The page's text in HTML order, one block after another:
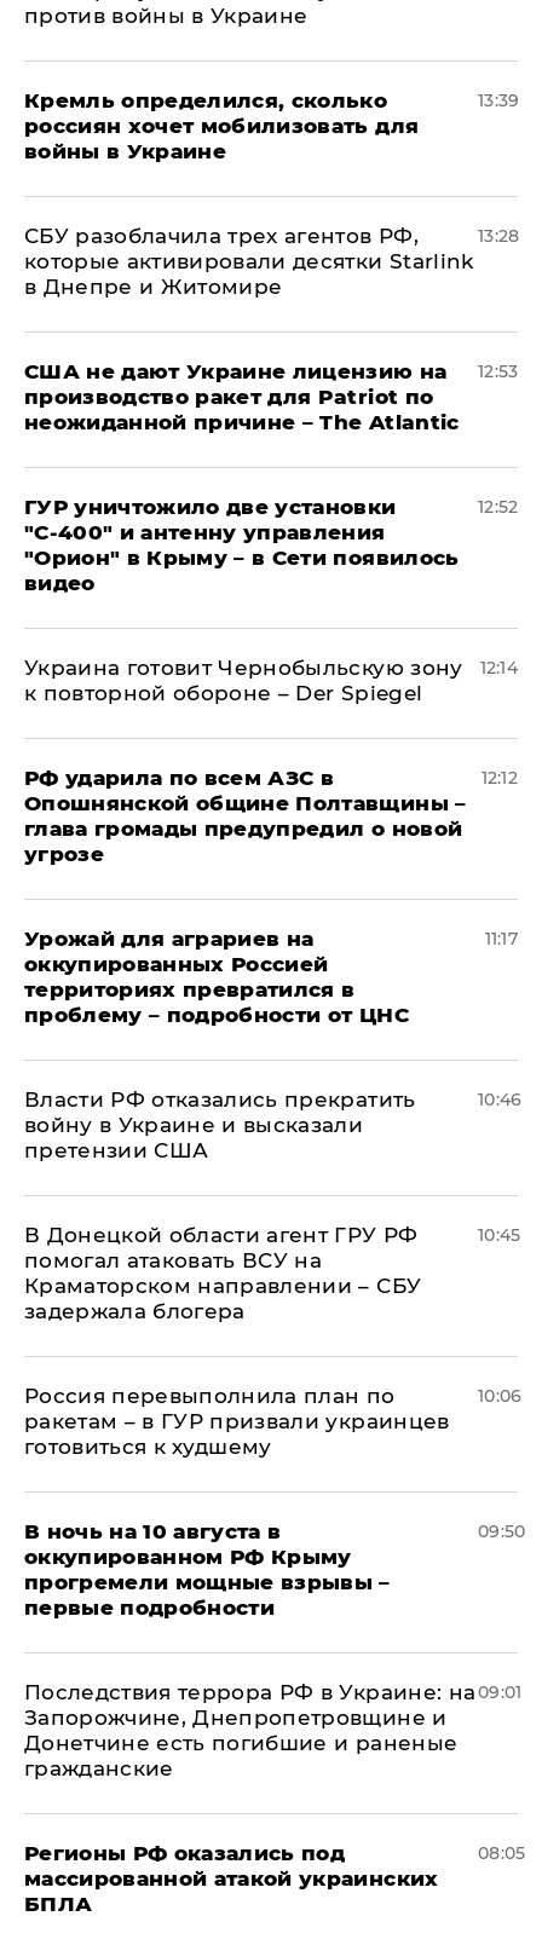
против войны в Украине
Кремль определился, сколько
россиян хочет мобилизовать для
войны в Украине
13:39
СБУ разоблачила трех агентов РФ,
которые активировали десятки Starlink
в Днепре и Житомире
13:28
США не дают Украине лицензию на
производство ракет для Patriot по
неожиданной причине – The Atlantic
12:53
ГУР уничтожило две установки
"С‑400" и антенну управления
"Орион" в Крыму – в Сети появилось
видео
12:52
Украина готовит Чернобыльскую зону
к повторной обороне – Der Spiegel
12:14
РФ ударила по всем АЗС в
Опошнянской общине Полтавщины –
глава громады предупредил о новой
угрозе
12:12
Урожай для аграриев на
оккупированных Россией
территориях превратился в
проблему – подробности от ЦНС
11:17
Власти РФ отказались прекратить
войну в Украине и высказали
претензии США
10:46
В Донецкой области агент ГРУ РФ
помогал атаковать ВСУ на
Краматорском направлении – СБУ
задержала блогера
10:45
Россия перевыполнила план по
ракетам – в ГУР призвали украинцев
готовиться к худшему
10:06
В ночь на 10 августа в
оккупированном РФ Крыму
прогремели мощные взрывы –
первые подробности
09:50
Последствия террора РФ в Украине: на
Запорожчине, Днепропетровщине и
Донетчине есть погибшие и раненые
гражданские
09:01
Регионы РФ оказались под
массированной атакой украинских
БПЛА
08:05